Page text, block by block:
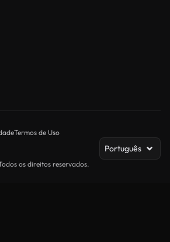
Termos de Uso
Português
os direitos reservados.